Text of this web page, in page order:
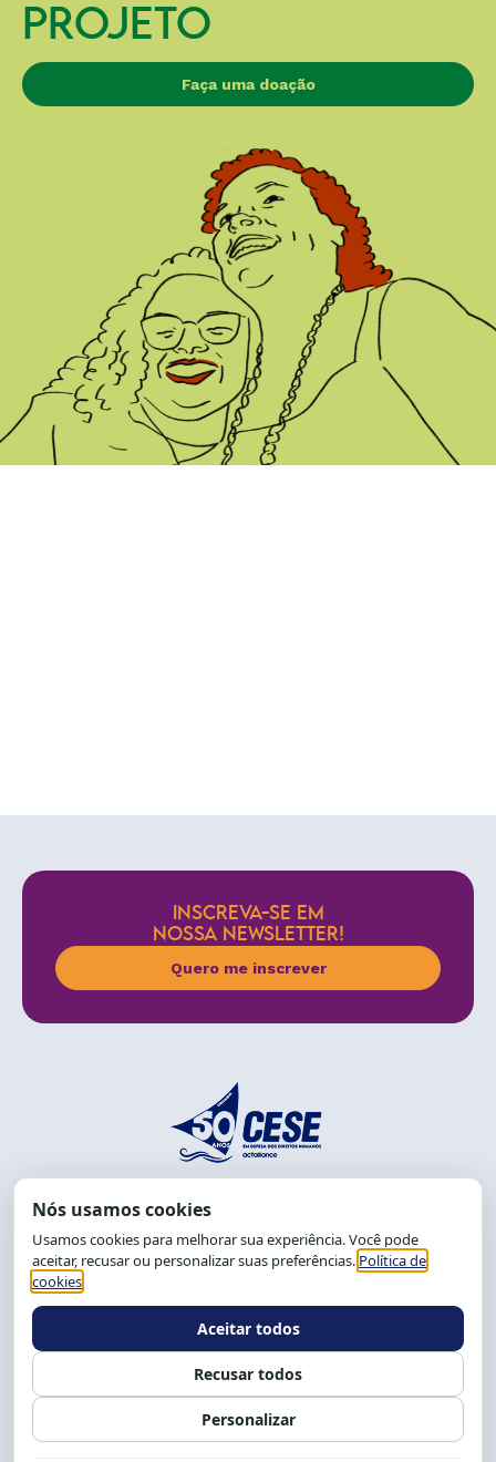
PROJETO
Faça uma doação
INSCREVA-SE EM
NOSSA NEWSLETTER!
Quero me inscrever
End.: R. da Graça, 150. Graça
CEP: 40.150-055
Salvador-BA, Brasil.
Tel.: (71) 2104-5457, Cel.: (71) 9 9239-2104 ou 2105
Expediente: 8h às 12h e 13 às 17h.
Siga nossas redes Fale conosco